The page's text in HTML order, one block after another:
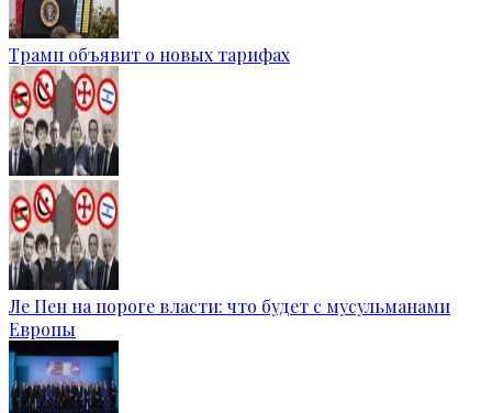
Трамп объявит о новых тарифах
Ле Пен на пороге власти: что будет с мусульманами
Европы